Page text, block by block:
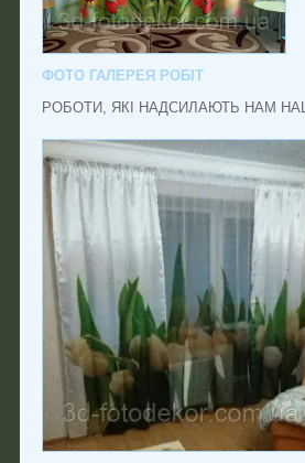
ФОТО ГАЛЕРЕЯ РОБІТ
РОБОТИ, ЯКІ НАДСИЛАЮТЬ НАМ